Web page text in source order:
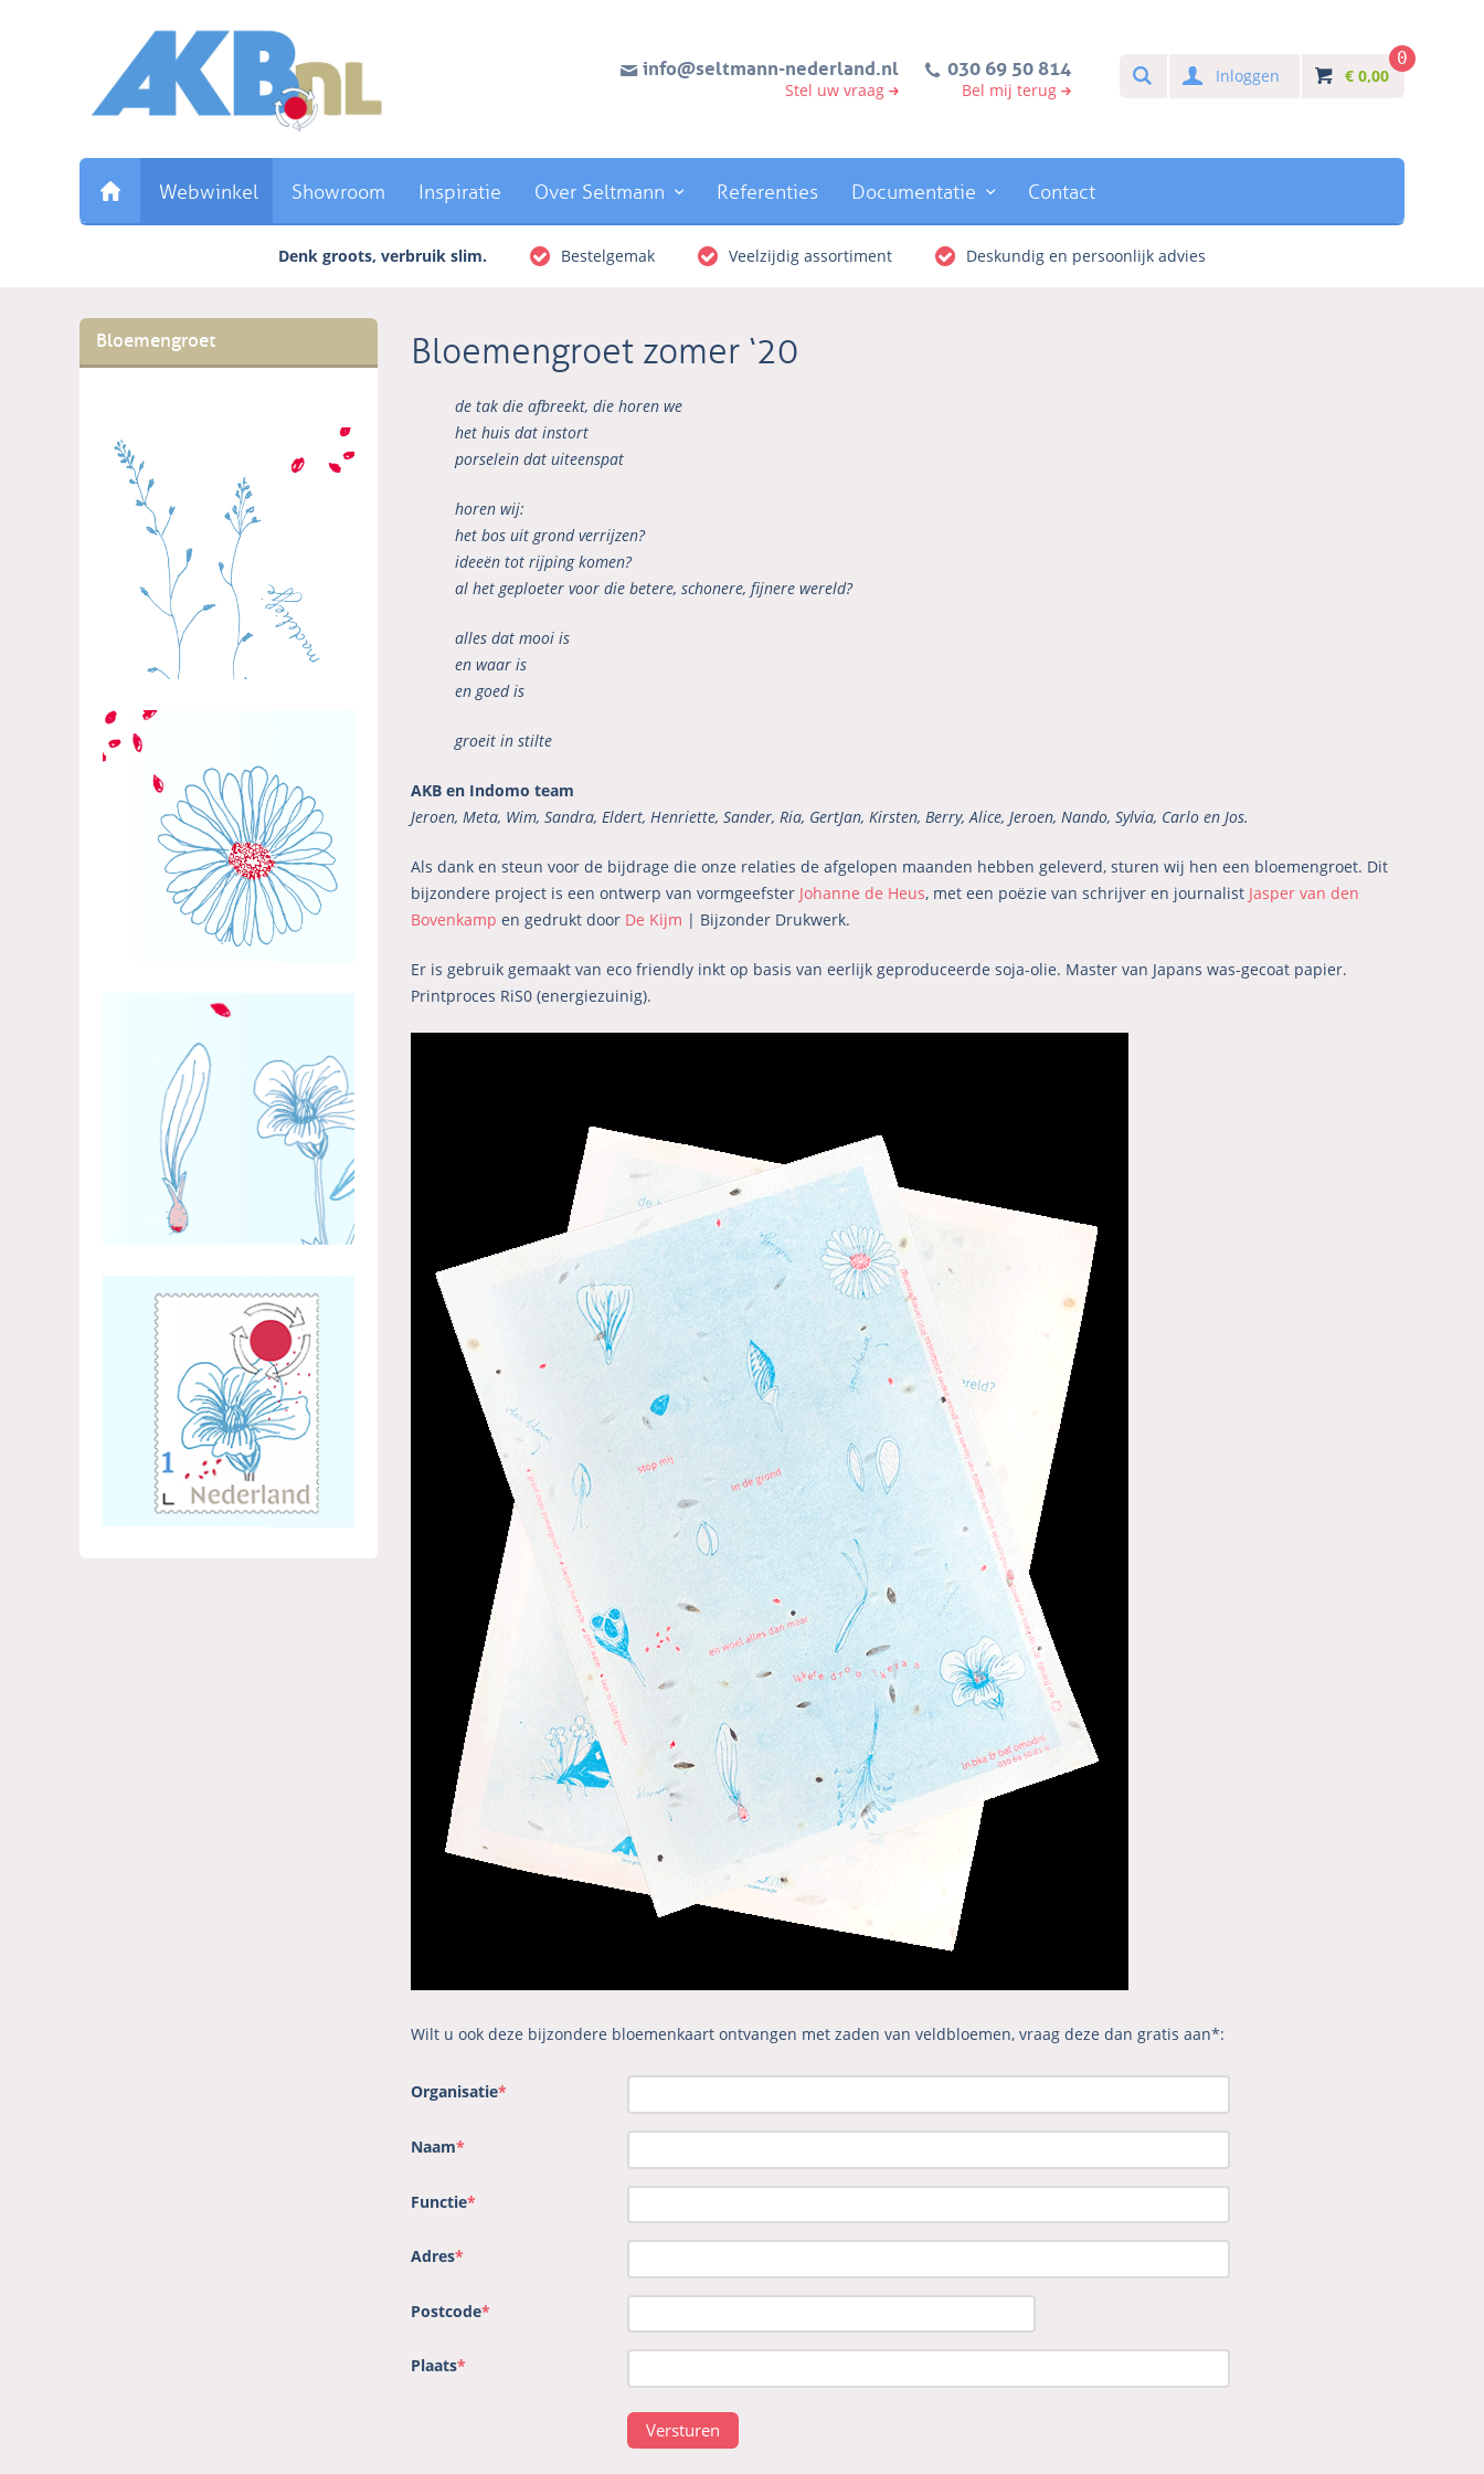
inhoud
info@seltmann-nederland.nl
Stel uw vraag
030 69 50 814
Bel mij terug
SearchInloggen € 0,00
0
Webwinkel Showroom Inspiratie Over Seltmann Referenties Documentatie Contact
Denk groots, verbruik slim. Bestelgemak Veelzijdig assortiment Deskundig en persoonlijk advies
Bloemengroet Bloemengroet zomer ‘20
de tak die afbreekt, die horen we
het huis dat instort
porselein dat uiteenspat
horen wij:
het bos uit grond verrijzen?
ideeën tot rijping komen?
al het geploeter voor die betere, schonere, fijnere wereld?
alles dat mooi is
en waar is
en goed is
groeit in stilte
AKB en Indomo team
Jeroen, Meta, Wim, Sandra, Eldert, Henriette, Sander, Ria, GertJan, Kirsten, Berry, Alice, Jeroen, Nando, Sylvia, Carlo en Jos.
Als dank en steun voor de bijdrage die onze relaties de afgelopen maanden hebben geleverd, sturen wij hen een bloemengroet. Dit
bijzondere project is een ontwerp van vormgeefster Johanne de Heus, met een poëzie van schrijver en journalist Jasper van den
Bovenkamp en gedrukt door De Kijm | Bijzonder Drukwerk.
Er is gebruik gemaakt van eco friendly inkt op basis van eerlijk geproduceerde soja-olie. Master van Japans was-gecoat papier.
Printproces RiS0 (energiezuinig).
Wilt u ook deze bijzondere bloemenkaart ontvangen met zaden van veldbloemen, vraag deze dan gratis aan*:
Organisatie*
Naam*
Functie*
Adres*
Postcode*
Plaats*
Versturen